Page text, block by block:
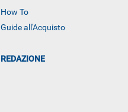
How To
Guide all'Acquisto
REDAZIONE